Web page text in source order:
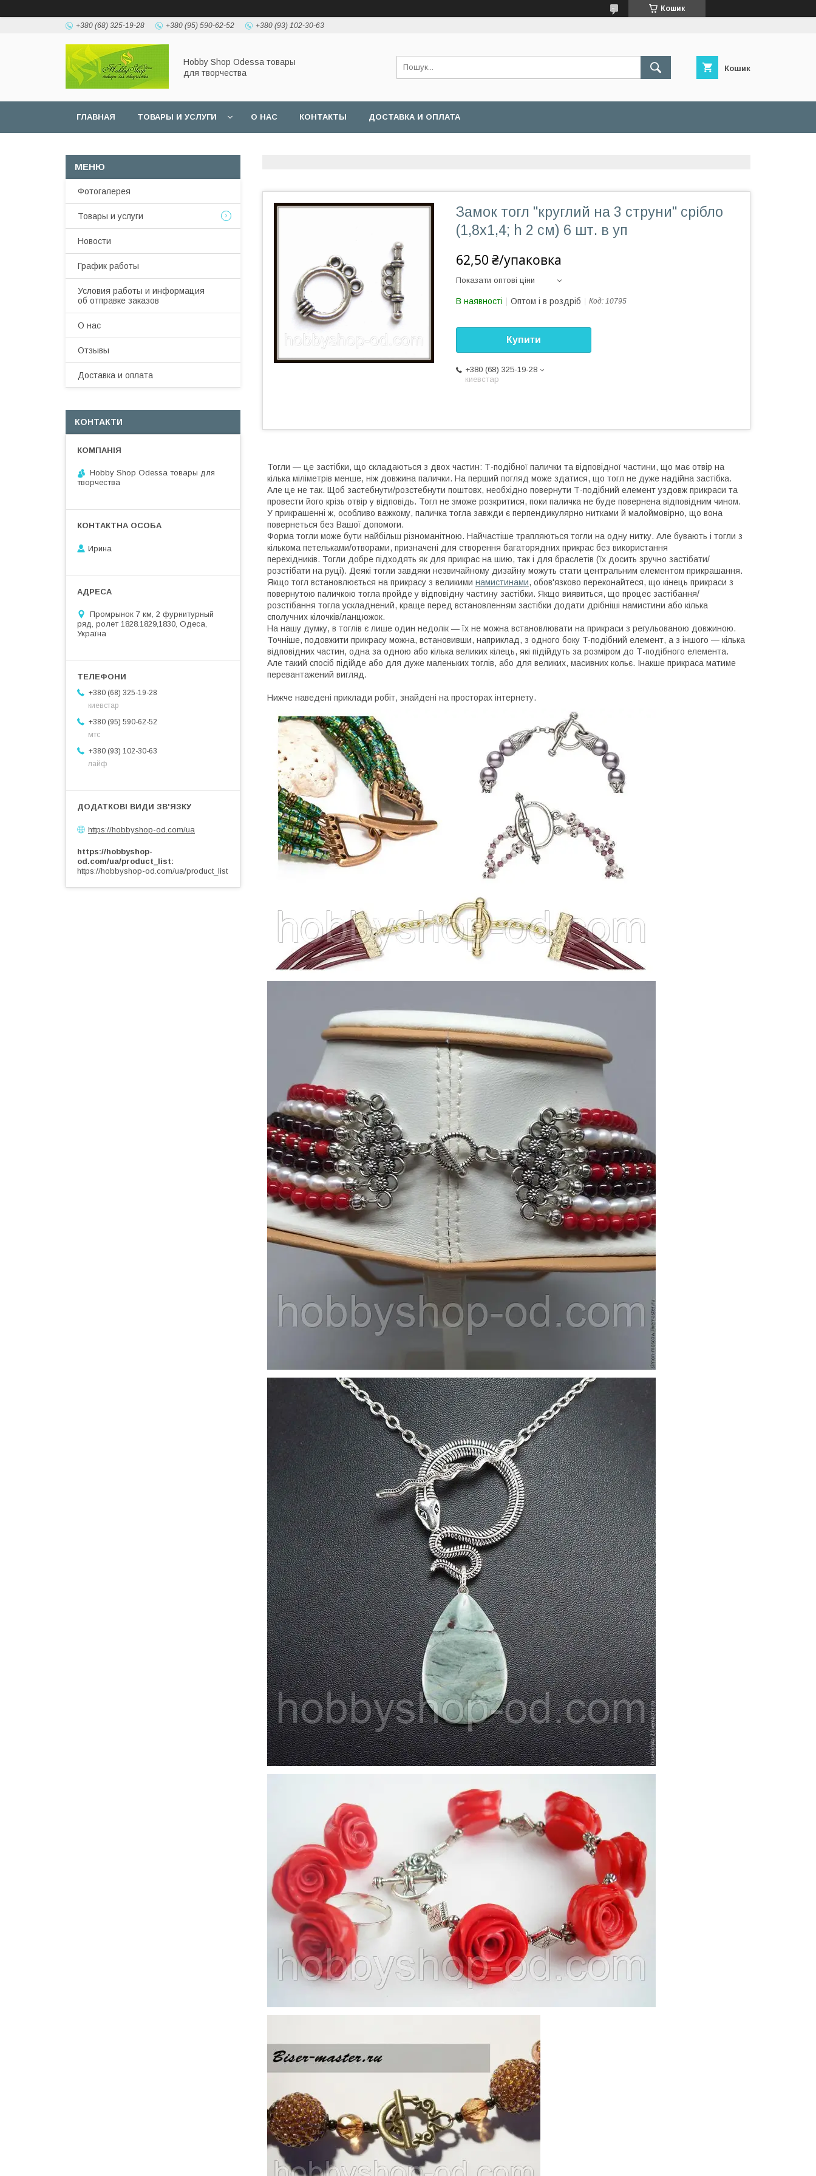
Кошик
+380 (68) 325-19-28 +380 (95) 590-62-52 +380 (93) 102-30-63
Hobbу Shop Odessa товары
для творчества
Кошик
ГЛАВНАЯ ТОВАРЫ И УСЛУГИ О НАС КОНТАКТЫ ДОСТАВКА И ОПЛАТА
Замок тогл "круглий на 3 струни" срібло
(1,8х1,4; h 2 см) 6 шт. в уп
62,50 ₴/упаковка
Показати оптові ціни
В наявності Оптом і в роздріб Код: 10795
Купити
+380 (68) 325-19-28
киевстар
Тогли — це застібки, що складаються з двох частин: Т-подібної палички та відповідної частини, що має отвір на
кілька міліметрів менше, ніж довжина палички. На перший погляд може здатися, що тогл не дуже надійна застібка.
Але це не так. Щоб застебнути/розстебнути поштовх, необхідно повернути Т-подібний елемент уздовж прикраси та
провести його крізь отвір у відповідь. Тогл не зможе розкритися, поки паличка не буде повернена відповідним чином.
У прикрашенні ж, особливо важкому, паличка тогла завжди є перпендикулярно нитками й малоймовірно, що вона
повернеться без Вашої допомоги.
Форма тогли може бути найбільш різноманітною. Найчастіше трапляються тогли на одну нитку. Але бувають і тогли з
кількома петельками/отворами, призначені для створення багаторядних прикрас без використання
перехідників. Тогли добре підходять як для прикрас на шию, так і для браслетів (їх досить зручно застібати/
розстібати на руці). Деякі тогли завдяки незвичайному дизайну можуть стати центральним елементом прикрашання.
Якщо тогл встановлюється на прикрасу з великими намистинами, обов'язково переконайтеся, що кінець прикраси з
повернутою паличкою тогла пройде у відповідну частину застібки. Якщо виявиться, що процес застібання/
розстібання тогла ускладнений, краще перед встановленням застібки додати дрібніші намистини або кілька
сполучних кілочків/ланцюжок.
На нашу думку, в тоглів є лише один недолік — їх не можна встановлювати на прикраси з регульованою довжиною.
Точніше, подовжити прикрасу можна, встановивши, наприклад, з одного боку T-подібний елемент, а з іншого — кілька
відповідних частин, одна за одною або кілька великих кілець, які підійдуть за розміром до Т-подібного елемента.
Але такий спосіб підійде або для дуже маленьких тоглів, або для великих, масивних кольє. Інакше прикраса матиме
перевантажений вигляд.
Нижче наведені приклади робіт, знайдені на просторах інтернету.
Фотогалерея
Товары и услуги
Новости
График работы
Условия работы и информация
об отправке заказов
О нас
Отзывы
Доставка и оплата
КОНТАКТИ
Hobby Shop Odessa товары для
творчества
Ирина
Промрынок 7 км, 2 фурнитурный
ряд, ролет 1828.1829,1830, Одеса,
Україна
+380 (68) 325-19-28
киевстар
+380 (95) 590-62-52
мтс
+380 (93) 102-30-63
лайф
https://hobbyshop-od.com/ua
https://hobbyshop-
od.com/ua/product_list
https://hobbyshop-od.com/ua/product_list